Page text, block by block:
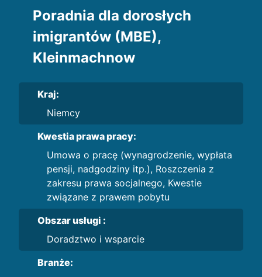
Poradnia dla dorosłych
imigrantów (MBE),
Kleinmachnow
Kraj:
Niemcy
Kwestia prawa pracy:
Umowa o pracę (wynagrodzenie, wypłata
pensji, nadgodziny itp.), Roszczenia z
zakresu prawa socjalnego, Kwestie
związane z prawem pobytu
Obszar usługi :
Doradztwo i wsparcie
Branże: